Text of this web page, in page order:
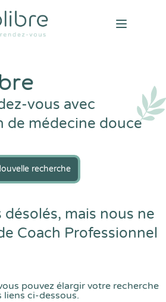
Open
vous avec
de médecine douce
recherche
mais nous ne
Coach Professionnel
pouvez élargir votre recherche
liens ci-dessous.